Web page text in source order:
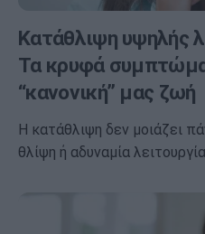
Κατάθλιψη υψηλής
Τα κρυφά
“κανονική” μας ζωή
Η κατάθλιψη δεν μοιάζει
θλίψη ή αδυναμία